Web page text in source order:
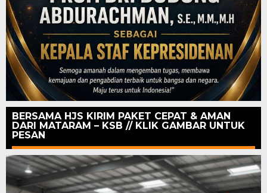
BERSAMA HJS KIRIM PAKET CEPAT & AMAN
DARI MATARAM – KSB // KLIK GAMBAR UNTUK
PESAN